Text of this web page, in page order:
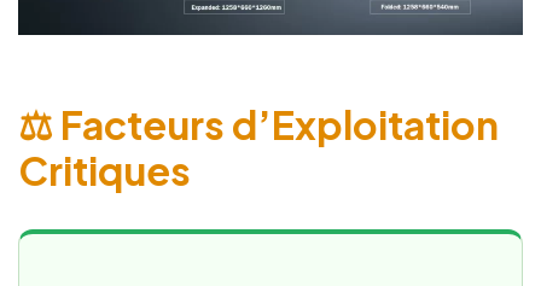
⚖️ Facteurs d’Exploitation
Critiques